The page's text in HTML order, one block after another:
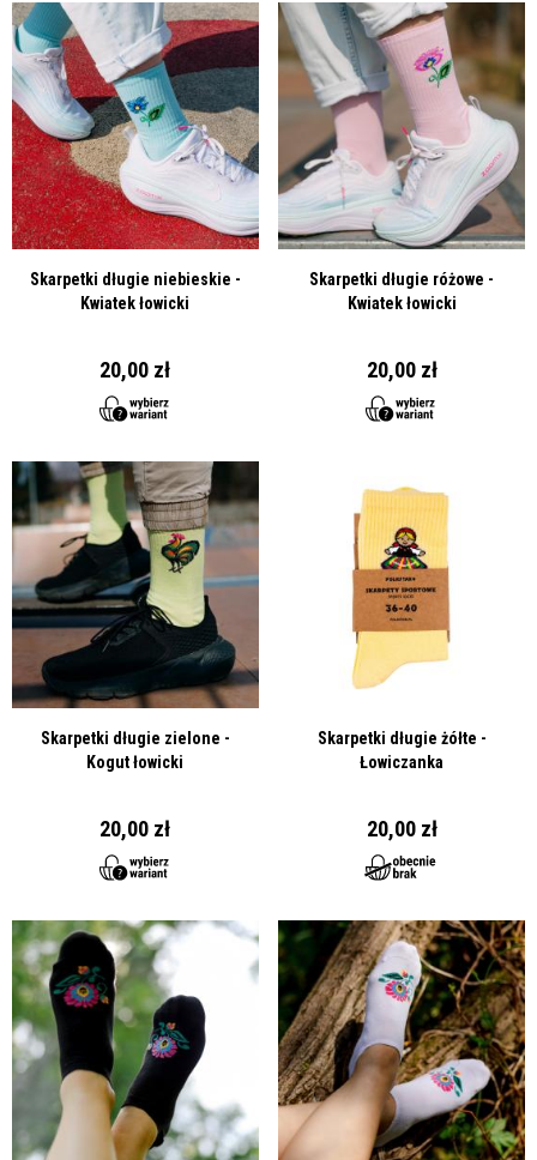
Skarpetki długie niebieskie -
Kwiatek łowicki
20,00 zł
Skarpetki długie różowe -
Kwiatek łowicki
20,00 zł
Skarpetki długie zielone -
Kogut łowicki
20,00 zł
Skarpetki długie żółte -
Łowiczanka
20,00 zł